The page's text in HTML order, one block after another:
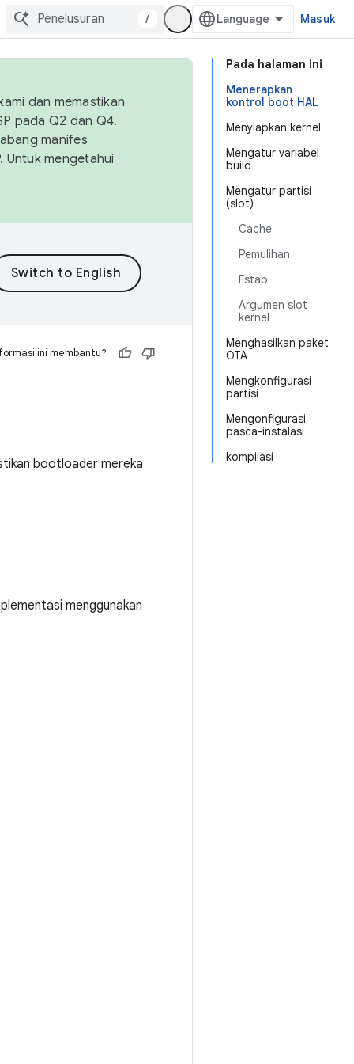
/ Masuk
Pada halaman ini
Menerapkan
kontrol boot HAL
Menyiapkan kernel
Mengatur variabel
build
Mengatur partisi
(slot)
Cache
Pemulihan
Fstab
Argumen slot
kernel
Menghasilkan paket
OTA
Mengkonfigurasi
partisi
Mengonfigurasi
pasca-instalasi
kompilasi
dan memastikan
pada Q2 dan Q4.
manifes
Untuk mengetahui
ini membantu?
bootloader mereka
menggunakan